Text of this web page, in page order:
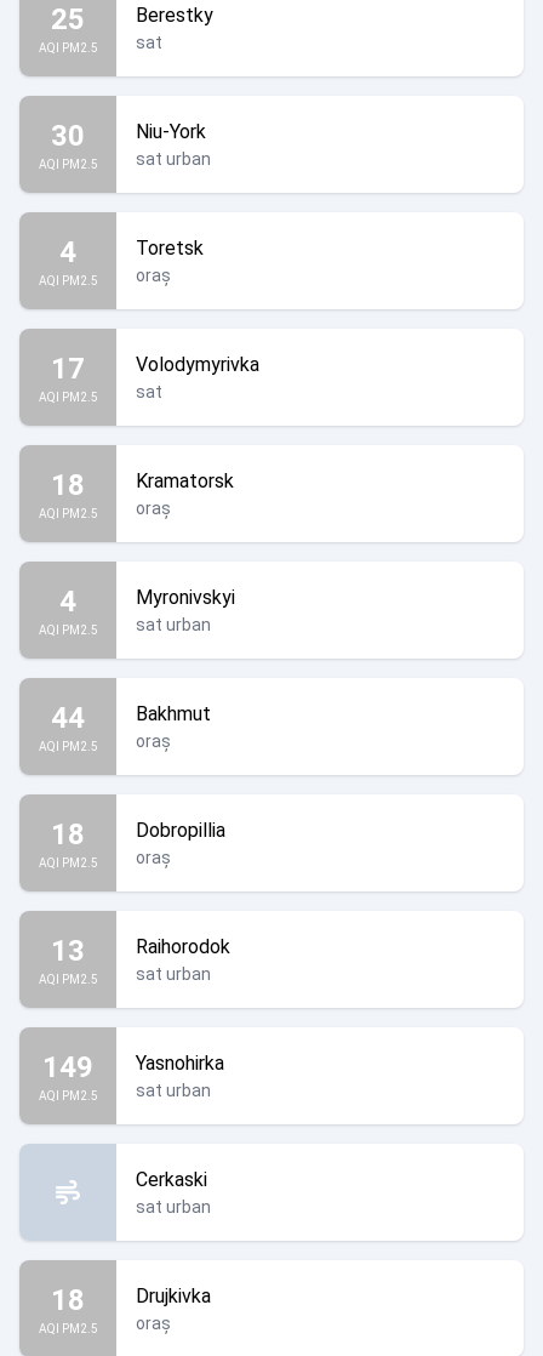
25
AQI PM2.5
Berestky
sat
30
AQI PM2.5
Niu-York
sat urban
4
AQI PM2.5
Toretsk
oraș
17
AQI PM2.5
Volodymyrivka
sat
18
AQI PM2.5
Kramatorsk
oraș
4
AQI PM2.5
Myronivskyi
sat urban
44
AQI PM2.5
Bakhmut
oraș
18
AQI PM2.5
Dobropillia
oraș
13
AQI PM2.5
Raihorodok
sat urban
149
AQI PM2.5
Yasnohirka
sat urban
Cerkaski
sat urban
18
AQI PM2.5
Drujkivka
oraș